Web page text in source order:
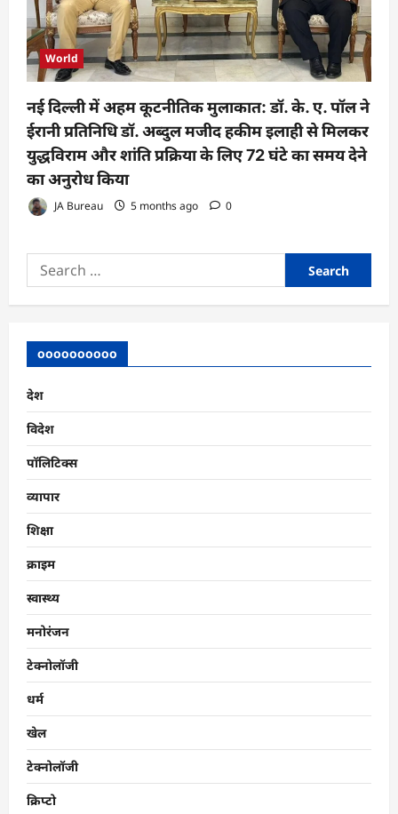
World
नई दिल्ली में अहम कूटनीतिक मुलाकात: डॉ. के. ए. पॉल ने
ईरानी प्रतिनिधि डॉ. अब्दुल मजीद हकीम इलाही से मिलकर
युद्धविराम और शांति प्रक्रिया के लिए 72 घंटे का समय देने
का अनुरोध किया
JA Bureau 5 months ago 0
Search
for:
oooooooooo
देश
विदेश
पॉलिटिक्स
व्यापार
शिक्षा
क्राइम
स्वास्थ्य
मनोरंजन
टेक्नोलॉजी
धर्म
खेल
टेक्नोलॉजी
क्रिप्टो